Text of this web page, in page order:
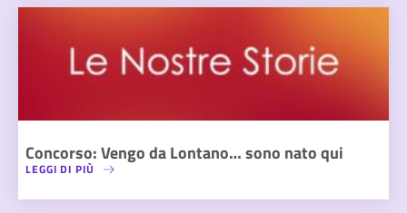
Concorso: Vengo da Lontano… sono nato qui
LEGGI DI PIÙ